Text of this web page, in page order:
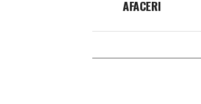
AFACERI